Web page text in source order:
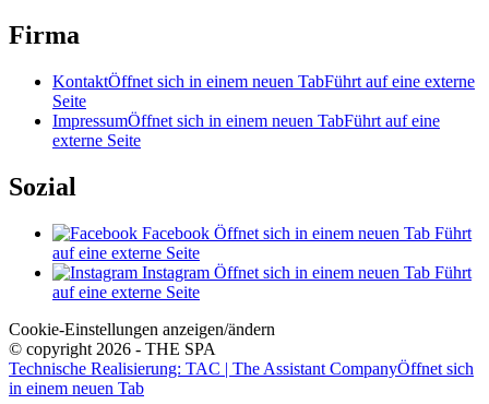
Firma
KontaktÖffnet sich in einem neuen TabFührt auf eine externe
Seite
ImpressumÖffnet sich in einem neuen TabFührt auf eine
externe Seite
Sozial
Facebook Öffnet sich in einem neuen Tab Führt
auf eine externe Seite
Instagram Öffnet sich in einem neuen Tab Führt
auf eine externe Seite
Cookie-Einstellungen anzeigen/ändern
© copyright 2026 - THE SPA
Technische Realisierung: TAC | The Assistant CompanyÖffnet sich
in einem neuen Tab